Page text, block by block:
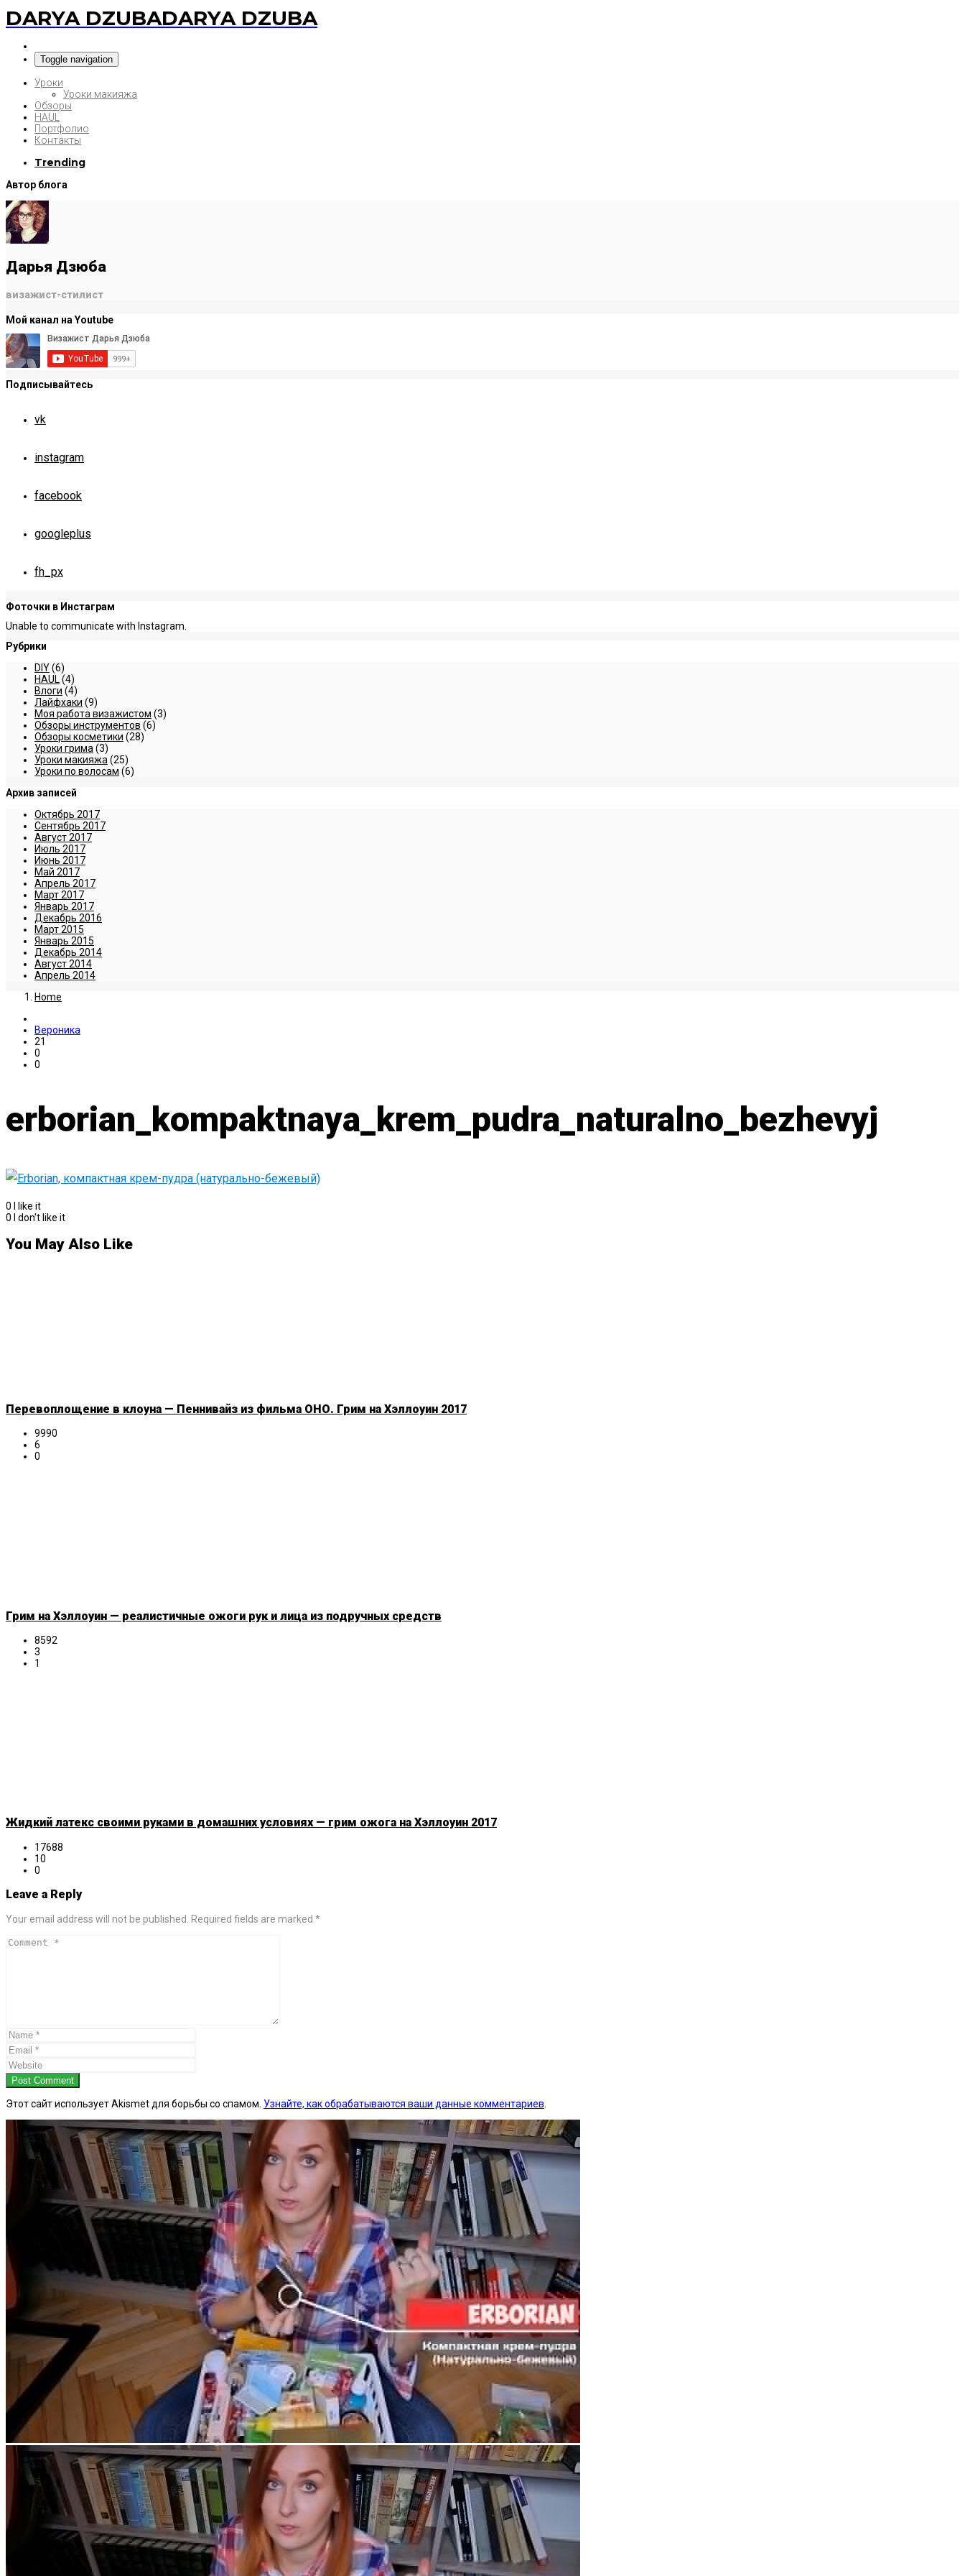
DARYA DZUBADARYA DZUBA
Toggle navigation
Уроки
Уроки макияжа
Обзоры
HAUL
Портфолио
Контакты
Trending
Автор блога
Дарья Дзюба
визажист-стилист
Мой канал на Youtube
Подписывайтесь
vk
instagram
facebook
googleplus
fh_px
Фоточки в Инстаграм
Unable to communicate with Instagram.
Рубрики
DIY(6)
HAUL (4)
Влоги (4)
Лайфхаки (9)
Моя работа визажистом (3)
Обзоры инструментов (6)
Обзоры косметики (28)
Уроки грима (3)
Уроки макияжа (25)
Уроки по волосам (6)
Архив записей
Октябрь 2017
Сентябрь 2017
Август 2017
Июль 2017
Июнь 2017
Май 2017
Апрель 2017
Март 2017
Январь 2017
Декабрь 2016
Март 2015
Январь 2015
Декабрь 2014
Август 2014
Апрель 2014
Home
Вероника
21
0
0
erborian_kompaktnaya_krem_pudra_naturalno_bezhevyj
0
I like it
0
I don't like it
You May Also Like
Перевоплощение в клоуна — Пеннивайз из фильма ОНО. Грим на Хэллоуин 2017
9990
6
0
Грим на Хэллоуин — реалистичные ожоги рук и лица из подручных средств
8592
3
1
Жидкий латекс своими руками в домашних условиях — грим ожога на Хэллоуин 2017
17688
10
0
Leave a Reply
Your email address will not be published. Required fields are marked *
Post Comment
Этот сайт использует Akismet для борьбы со спамом. Узнайте, как обрабатываются ваши данные комментариев